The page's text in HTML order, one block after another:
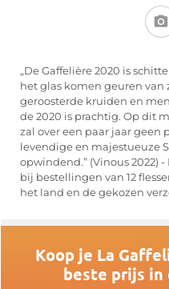
„De Gaffelière 2020 is
het glas komen geuren van
geroosterde kruiden en
de 2020 is prachtig. Op dit
zal over een paar jaar geen
levendige en majestueuze
opwindend.” (Vinous 2022)
bij bestellingen van 12
het land en de gekozen
Koop je La
beste prijs in